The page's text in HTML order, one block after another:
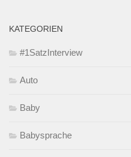
KATEGORIEN
#1SatzInterview
Auto
Baby
Babysprache